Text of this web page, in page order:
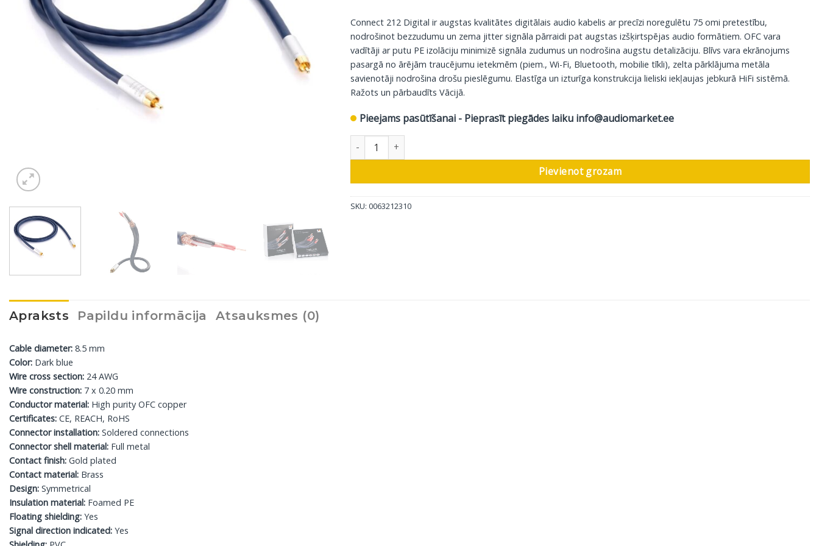
Connect 212 Digital ir augstas kvalitātes digitālais audio kabelis ar precīzi noregulētu 75 omi pretestību,
nodrošinot bezzudumu un zema jitter signāla pārraidi pat augstas izšķirtspējas audio formātiem. OFC vara
vadītāji ar putu PE izolāciju minimizē signāla zudumus un nodrošina augstu detalizāciju. Blīvs vara ekrānojums
pasargā no ārējām traucējumu ietekmēm (piem., Wi-Fi, Bluetooth, mobilie tīkli), zelta pārklājuma metāla
savienotāji nodrošina drošu pieslēgumu. Elastīga un izturīga konstrukcija lieliski iekļaujas jebkurā HiFi sistēmā.
Ražots un pārbaudīts Vācijā.
Pieejams pasūtīšanai - Pieprasīt piegādes laiku info@audiomarket.ee
In-Akustik Digitālais Koaksiālais Kabeļis Exzellenz Connect 212 Digital, RCA - RCA, 1 m daudzums
Pievienot grozam
SKU: 0063212310
Apraksts Papildu informācija Atsauksmes (0)
Cable diameter: 8.5 mm
Color: Dark blue
Wire cross section: 24 AWG
Wire construction: 7 x 0.20 mm
Conductor material: High purity OFC copper
Certificates: CE, REACH, RoHS
Connector installation: Soldered connections
Connector shell material: Full metal
Contact finish: Gold plated
Contact material: Brass
Design: Symmetrical
Insulation material: Foamed PE
Floating shielding: Yes
Signal direction indicated: Yes